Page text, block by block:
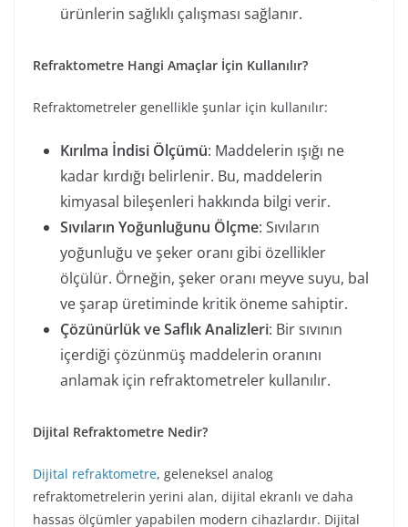
ürünlerin sağlıklı çalışması sağlanır.
Refraktometre Hangi Amaçlar İçin Kullanılır?
Refraktometreler genellikle şunlar için kullanılır:
Kırılma İndisi Ölçümü: Maddelerin ışığı ne
kadar kırdığı belirlenir. Bu, maddelerin
kimyasal bileşenleri hakkında bilgi verir.
Sıvıların Yoğunluğunu Ölçme: Sıvıların
yoğunluğu ve şeker oranı gibi özellikler
ölçülür. Örneğin, şeker oranı meyve suyu, bal
ve şarap üretiminde kritik öneme sahiptir.
Çözünürlük ve Saflık Analizleri: Bir sıvının
içerdiği çözünmüş maddelerin oranını
anlamak için refraktometreler kullanılır.
Dijital Refraktometre Nedir?
Dijital refraktometre, geleneksel analog
refraktometrelerin yerini alan, dijital ekranlı ve daha
hassas ölçümler yapabilen modern cihazlardır. Dijital